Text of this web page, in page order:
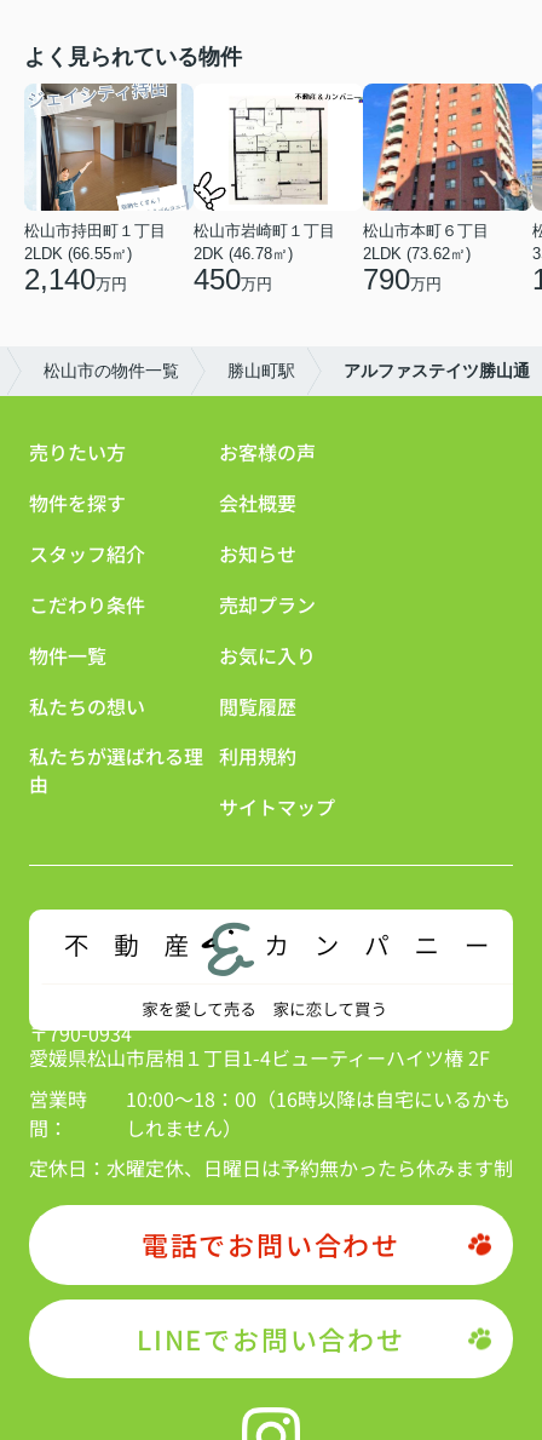
よく見られている物件
松山市持田町１丁目
2LDK (66.55㎡)
2,140万円
松山市岩崎町１丁目
2DK (46.78㎡)
450万円
松山市本町６丁目
2LDK (73.62㎡)
790万円
松山市の物件一覧 勝山町駅 アルファステイツ勝山通
売りたい方
物件を探す
スタッフ紹介
こだわり条件
物件一覧
私たちの想い
私たちが選ばれる理
由
お客様の声
会社概要
お知らせ
売却プラン
お気に入り
閲覧履歴
利用規約
サイトマップ
〒790-0934
愛媛県松山市居相１丁目1-4ビューティーハイツ椿 2F
営業時
間：
10:00～18：00（16時以降は自宅にいるかも
しれません）
定休日： 水曜定休、日曜日は予約無かったら休みます制
電話でお問い合わせ
LINEでお問い合わせ